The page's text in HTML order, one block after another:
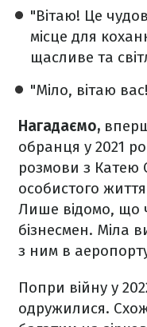
"Вітаю! Це
місце для
щасливе та
"Міло, вітаю
Нагадаємо,
обранця у 2021
розмови з Катею
особистого
Лише відомо, що
бізнесмен. Міла
з ним в
Попри війну у
одружилися.